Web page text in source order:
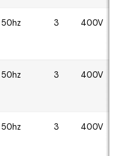
50hz 3 400V
50hz 3 400V
50hz 3 400V